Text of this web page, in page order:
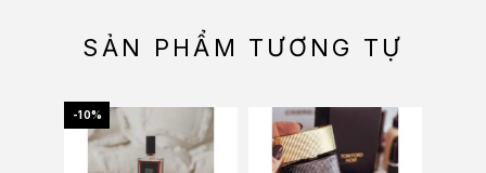
SẢN PHẨM TƯƠNG TỰ
-10%